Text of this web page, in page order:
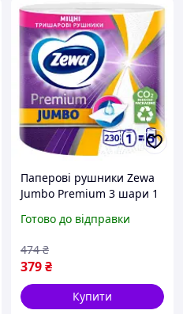
Паперові рушники Zewa
Jumbo Premium 3 шари 1
7322541192017 buzyna
Готово до відправки
379₴
474 ₴
Купити